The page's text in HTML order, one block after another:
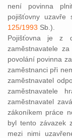
není povinna
pojišťovny
125/1993 Sb.).
Pojišťovna je z
zaměstnavatele
povolání povinna
zaměstnanci při
zaměstnavatel
zaměstnavatele
zaměstnavatel
zákoníkem práce
byl tento závazek
mezi nimi